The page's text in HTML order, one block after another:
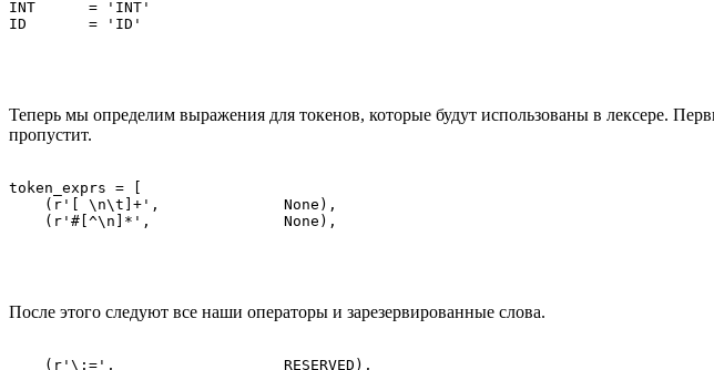
INT      = 'INT'
Теперь мы определим выражения для токенов, которые будут использованы в лексере.
пропустит.
token_exprs = [
    (r'[ \n\t]+',              None),
После этого следуют все наши операторы и зарезервированные слова.
    (r'\:=',                   RESERVED),